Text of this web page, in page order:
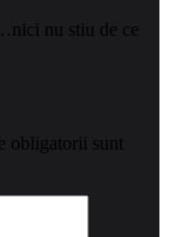
nu stiu de ce
obligatorii sunt